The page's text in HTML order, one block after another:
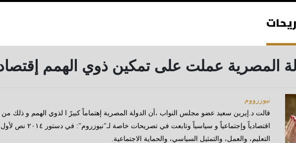
المصرية عملت على تمكين ذوي الهمم
نيوزرووم
قالت د.إيرين سعيد عضو مجلس النواب ،أن الدولة المصرية إهتماماً كبيرً ا لذوي الهمم و ذلك من
اقتصادياً وإجتماعياً و
التعليم، والعمل، والتمثيل السياسي، والحماية الاجتماعية.